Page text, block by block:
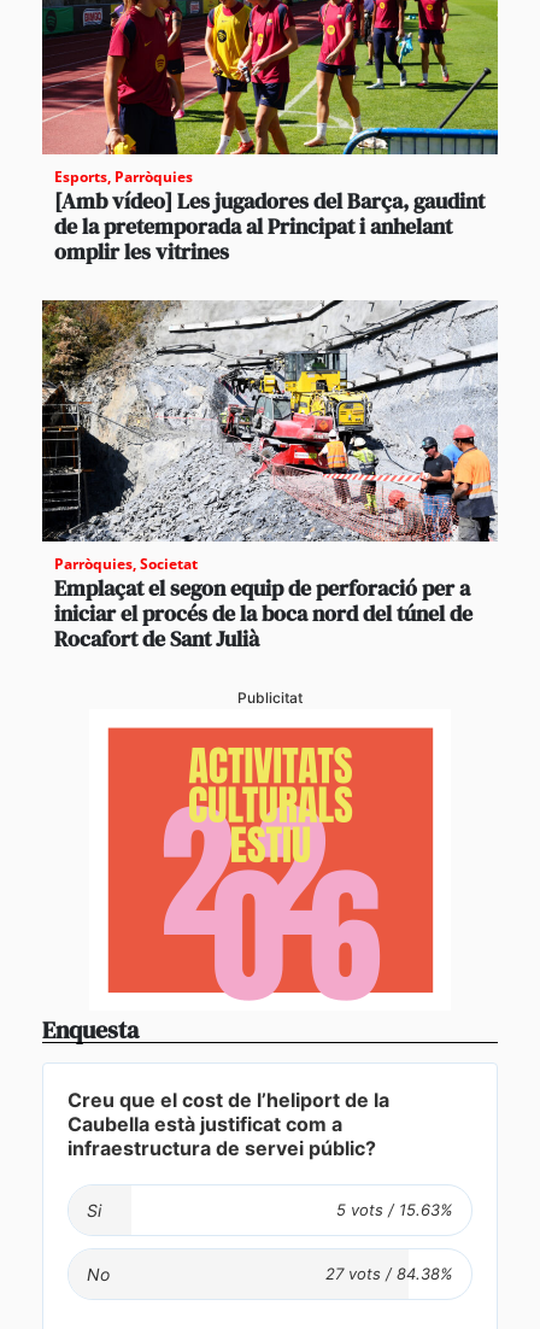
Esports, Parròquies
[Amb vídeo] Les jugadores del Barça, gaudint
de la pretemporada al Principat i anhelant
omplir les vitrines
Parròquies,Societat
Emplaçat el segon equip de perforació per a
iniciar el procés de la boca nord del túnel de
Rocafort de Sant Julià
Publicitat
Enquesta
Creu que el cost de l’heliport de la
Caubella està justificat com a
infraestructura de servei públic?
Si
No